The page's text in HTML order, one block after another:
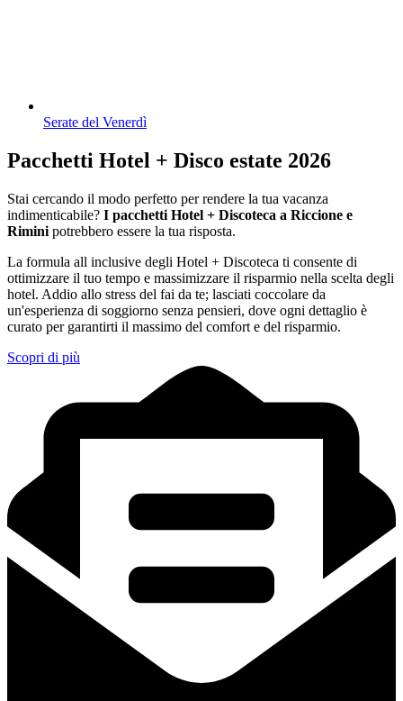
Serate del Venerdì
Pacchetti Hotel + Disco estate 2026
Stai cercando il modo perfetto per rendere la tua vacanza
indimenticabile? I pacchetti Hotel + Discoteca a Riccione e
Rimini potrebbero essere la tua risposta.
La formula all inclusive degli Hotel + Discoteca ti consente di
ottimizzare il tuo tempo e massimizzare il risparmio nella scelta degli
hotel. Addio allo stress del fai da te; lasciati coccolare da
un'esperienza di soggiorno senza pensieri, dove ogni dettaglio è
curato per garantirti il massimo del comfort e del risparmio.
Scopri di più